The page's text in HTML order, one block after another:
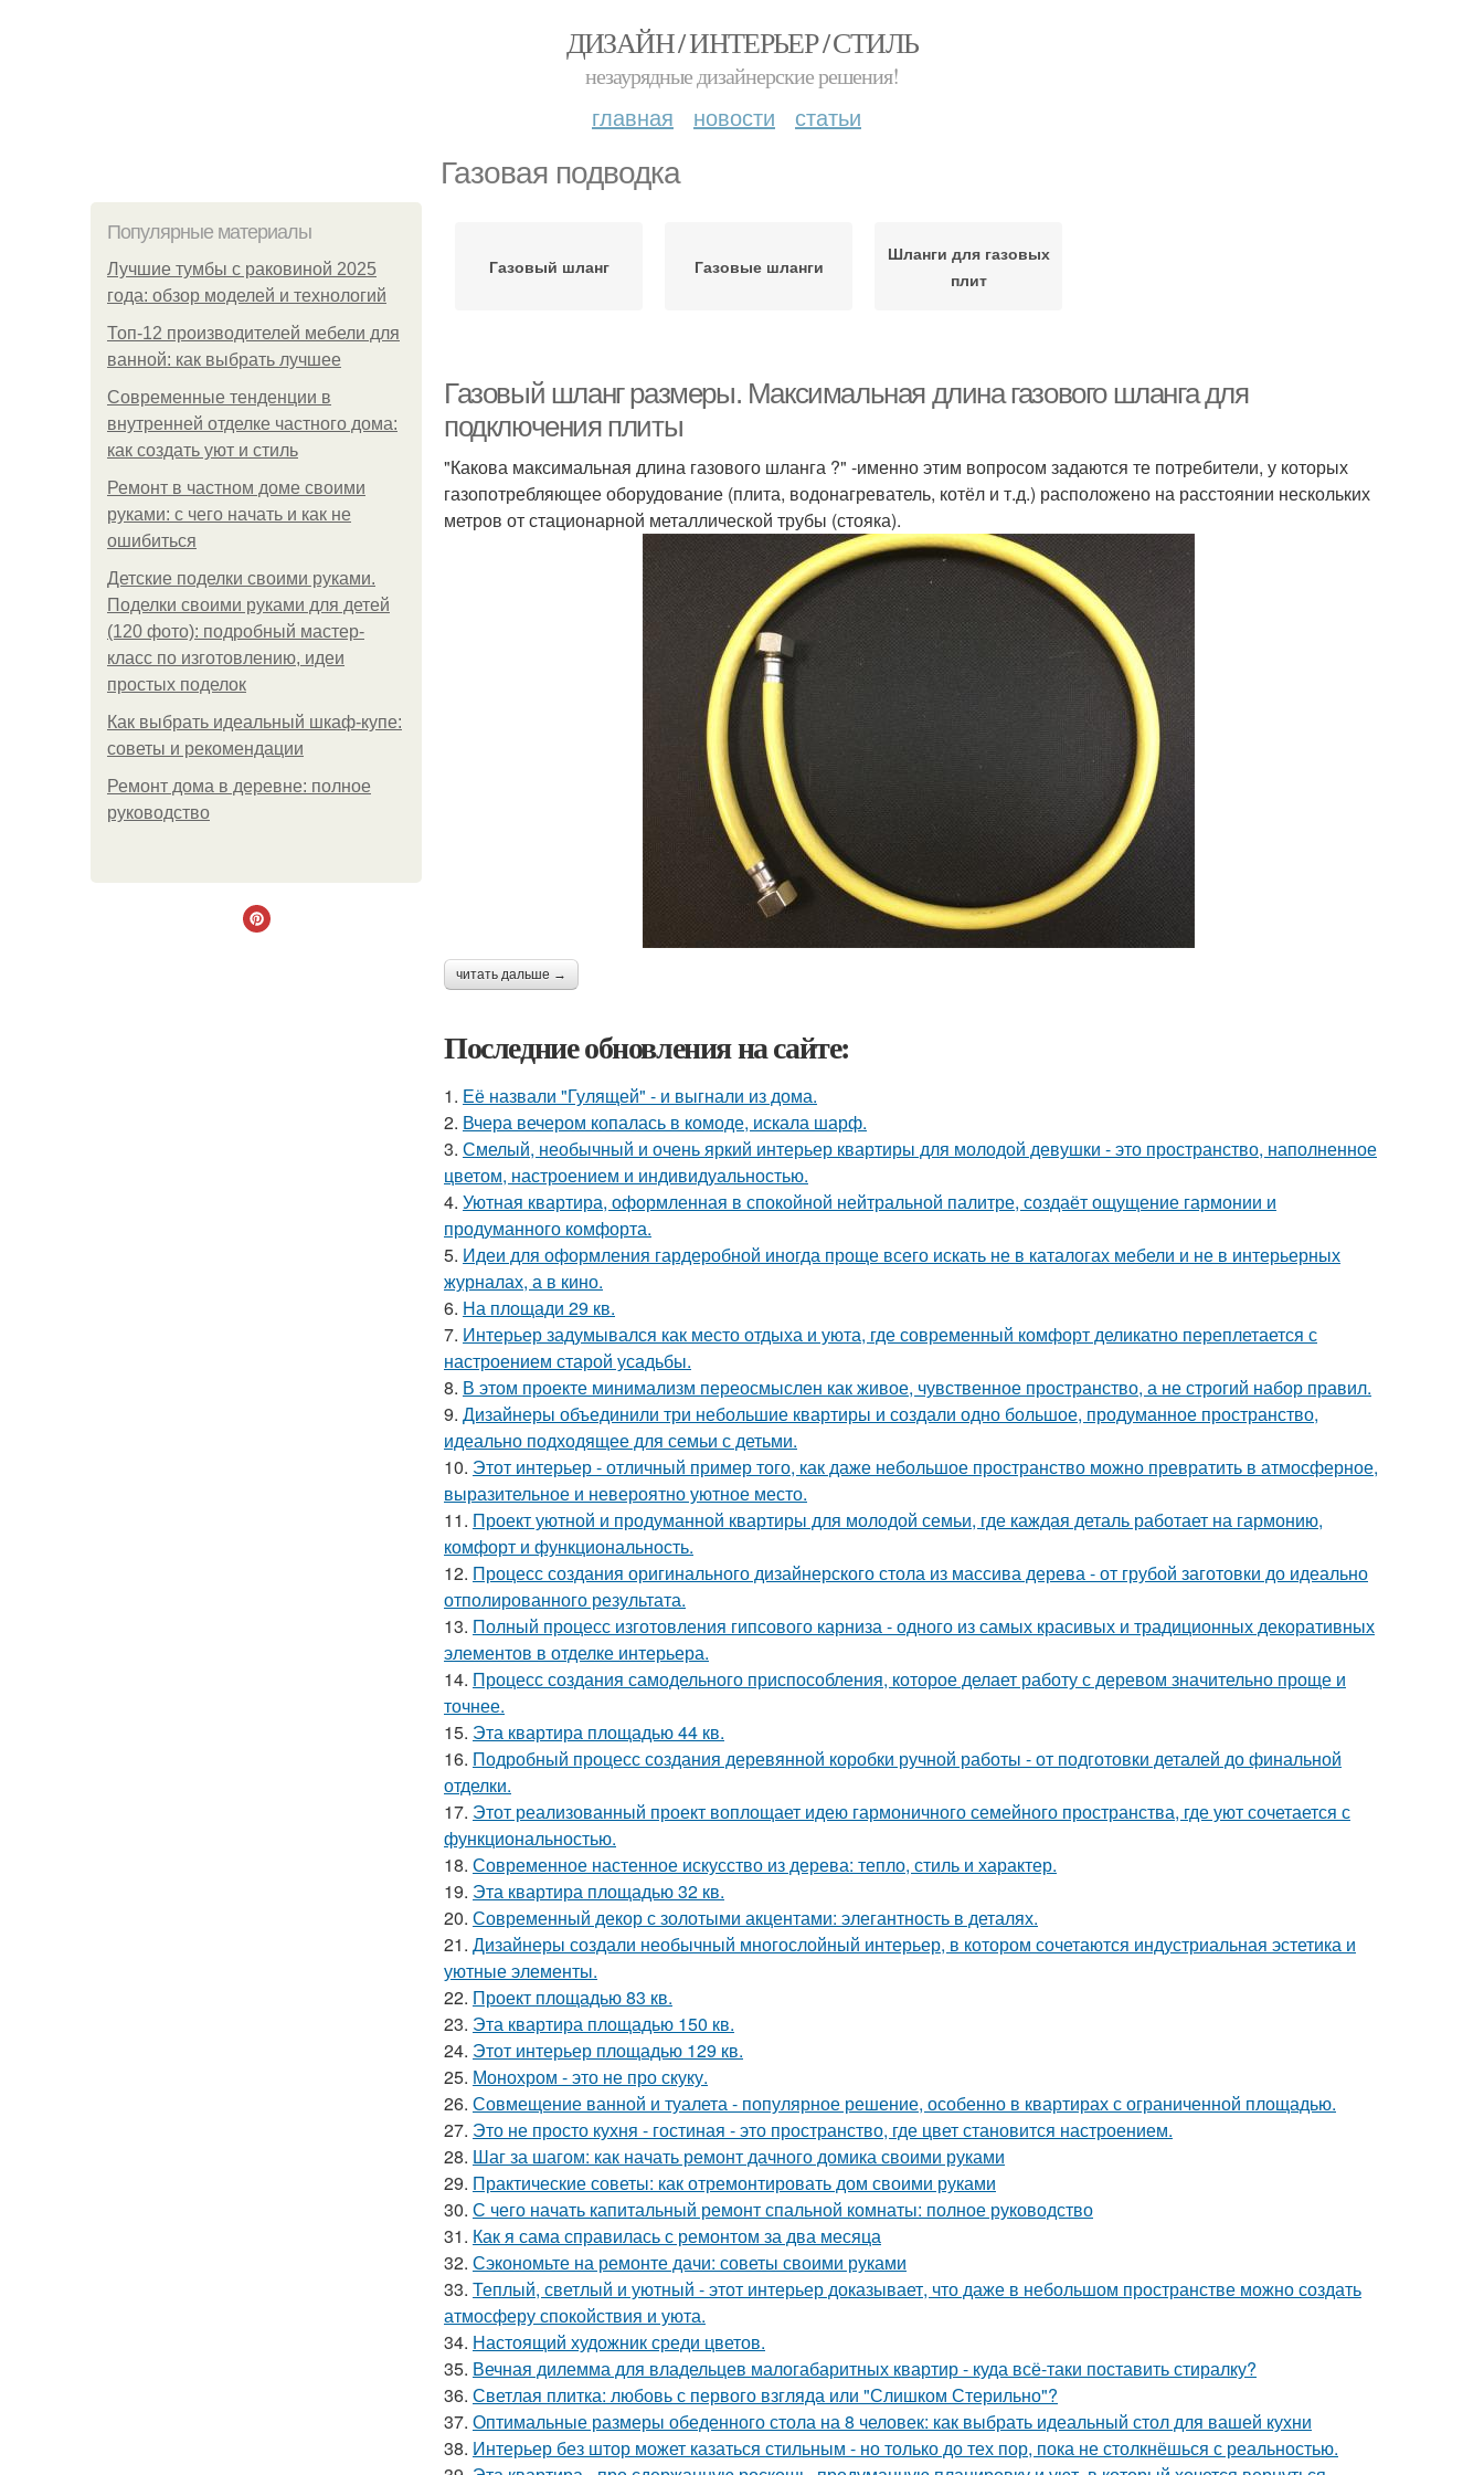
ДИЗАЙН / ИНТЕРЬЕР / СТИЛЬ
незаурядные дизайнерские решения!
главная новости статьи
Газовая подводка
Популярные материалы
Лучшие тумбы с раковиной 2025
года: обзор моделей и технологий
Топ-12 производителей мебели для
ванной: как выбрать лучшее
Современные тенденции в
внутренней отделке частного дома:
как создать уют и стиль
Ремонт в частном доме своими
руками: с чего начать и как не
ошибиться
Детские поделки своими руками.
Поделки своими руками для детей
(120 фото): подробный мастер-
класс по изготовлению, идеи
простых поделок
Как выбрать идеальный шкаф-купе:
советы и рекомендации
Ремонт дома в деревне: полное
руководство
Газовый шланг Газовые шланги
Шланги для газовых
плит
Газовый шланг размеры. Максимальная длина газового шланга для
подключения плиты
"Какова максимальная длина газового шланга ?" -именно этим вопросом задаются те потребители, у которых
газопотребляющее оборудование (плита, водонагреватель, котёл и т.д.) расположено на расстоянии нескольких
метров от стационарной металлической трубы (стояка).
читать дальше →
Последние обновления на сайте:
1. Её назвали "Гулящей" - и выгнали из дома.
2. Вчера вечером копалась в комоде, искала шарф.
3. Смелый, необычный и очень яркий интерьер квартиры для молодой девушки - это пространство, наполненное
цветом, настроением и индивидуальностью.
4. Уютная квартира, оформленная в спокойной нейтральной палитре, создаёт ощущение гармонии и
продуманного комфорта.
5. Идеи для оформления гардеробной иногда проще всего искать не в каталогах мебели и не в интерьерных
журналах, а в кино.
6. На площади 29 кв.
7. Интерьер задумывался как место отдыха и уюта, где современный комфорт деликатно переплетается с
настроением старой усадьбы.
8. В этом проекте минимализм переосмыслен как живое, чувственное пространство, а не строгий набор правил.
9. Дизайнеры объединили три небольшие квартиры и создали одно большое, продуманное пространство,
идеально подходящее для семьи с детьми.
10. Этот интерьер - отличный пример того, как даже небольшое пространство можно превратить в атмосферное,
выразительное и невероятно уютное место.
11. Проект уютной и продуманной квартиры для молодой семьи, где каждая деталь работает на гармонию,
комфорт и функциональность.
12. Процесс создания оригинального дизайнерского стола из массива дерева - от грубой заготовки до идеально
отполированного результата.
13. Полный процесс изготовления гипсового карниза - одного из самых красивых и традиционных декоративных
элементов в отделке интерьера.
14. Процесс создания самодельного приспособления, которое делает работу с деревом значительно проще и
точнее.
15. Эта квартира площадью 44 кв.
16. Подробный процесс создания деревянной коробки ручной работы - от подготовки деталей до финальной
отделки.
17. Этот реализованный проект воплощает идею гармоничного семейного пространства, где уют сочетается с
функциональностью.
18. Современное настенное искусство из дерева: тепло, стиль и характер.
19. Эта квартира площадью 32 кв.
20. Современный декор с золотыми акцентами: элегантность в деталях.
21. Дизайнеры создали необычный многослойный интерьер, в котором сочетаются индустриальная эстетика и
уютные элементы.
22. Проект площадью 83 кв.
23. Эта квартира площадью 150 кв.
24. Этот интерьер площадью 129 кв.
25. Монохром - это не про скуку.
26. Совмещение ванной и туалета - популярное решение, особенно в квартирах с ограниченной площадью.
27. Это не просто кухня - гостиная - это пространство, где цвет становится настроением.
28. Шаг за шагом: как начать ремонт дачного домика своими руками
29. Практические советы: как отремонтировать дом своими руками
30. С чего начать капитальный ремонт спальной комнаты: полное руководство
31. Как я сама справилась с ремонтом за два месяца
32. Сэкономьте на ремонте дачи: советы своими руками
33. Теплый, светлый и уютный - этот интерьер доказывает, что даже в небольшом пространстве можно создать
атмосферу спокойствия и уюта.
34. Настоящий художник среди цветов.
35. Вечная дилемма для владельцев малогабаритных квартир - куда всё-таки поставить стиралку?
36. Светлая плитка: любовь с первого взгляда или "Слишком Стерильно"?
37. Оптимальные размеры обеденного стола на 8 человек: как выбрать идеальный стол для вашей кухни
38. Интерьер без штор может казаться стильным - но только до тех пор, пока не столкнёшься с реальностью.